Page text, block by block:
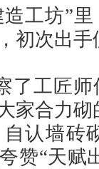
造工坊”
初次出
了工匠
家合力
认墙砖
赞“天赋